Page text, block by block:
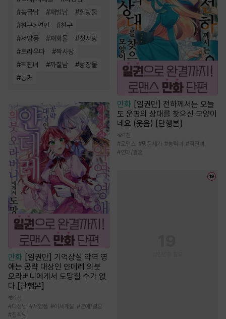
#능글남 #재벌남 #힐링물
#친구>연인 #친구
#서양풍 #재회물 #첫사랑
#트라우마 #짝사랑
#직진녀 #까칠남 #성장물
#동거
만화 [일권만] 기억상실 악역 영
애는 공략 대상인 얀데레 의붓
오라버니에게서 도망칠 수가 없
다 [단행본]
1천
#다정남 #서양풍 #이세계물 #연애/결혼
#집착남
만화 [일권만] 전하께서는 오늘
도 운명의 상대를 찾으신 모양이
네요 (웃음) [단행본]
1천
#로맨스 #명문세가 #능력녀 #직진녀
#연애/결혼